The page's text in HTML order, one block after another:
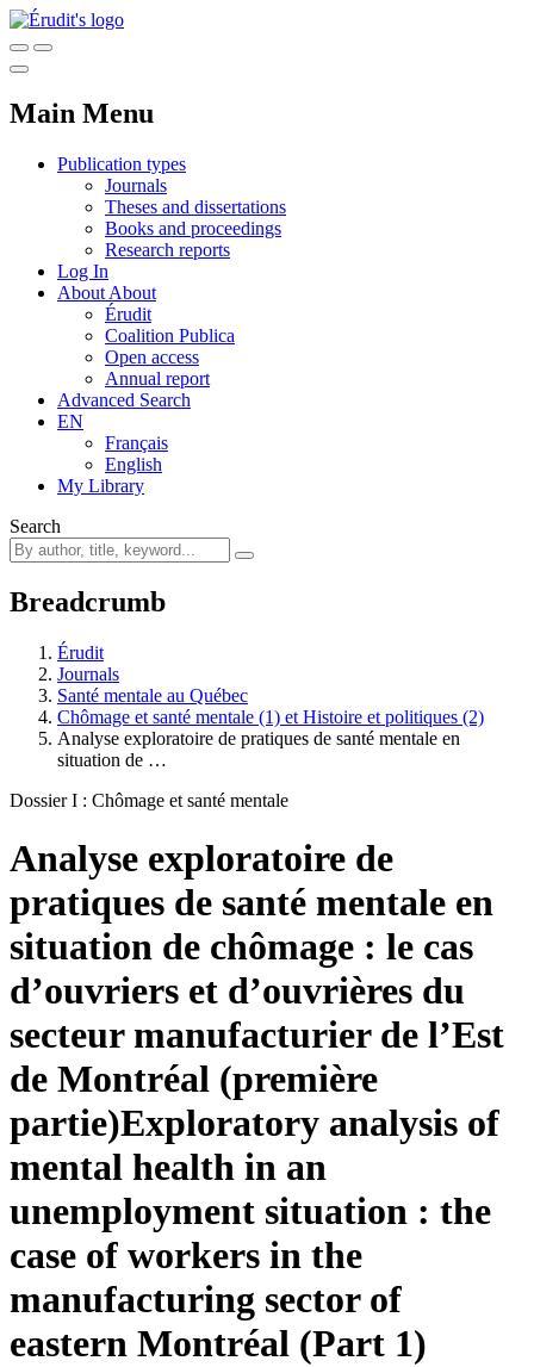
Main Menu
Publication types
Journals
Theses and dissertations
Books and proceedings
Research reports
Log In
About About
Érudit
Coalition Publica
Open access
Annual report
Advanced Search
EN
Français
English
My Library
Search
Breadcrumb
Érudit
Journals
Santé mentale au Québec
Chômage et santé mentale (1) et Histoire et politiques (2)
Analyse exploratoire de pratiques de santé mentale en
situation de …
Dossier I : Chômage et santé mentale
Analyse exploratoire de
pratiques de santé mentale en
situation de chômage : le cas
d’ouvriers et d’ouvrières du
secteur manufacturier de l’Est
de Montréal (première
partie)Exploratory analysis of
mental health in an
unemployment situation : the
case of workers in the
manufacturing sector of
eastern Montréal (Part 1)